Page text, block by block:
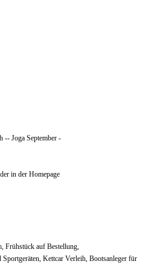
-- Joga September -
in der Homepage
Frühstück auf Bestellung,
Kettcar Verleih, Bootsanleger für